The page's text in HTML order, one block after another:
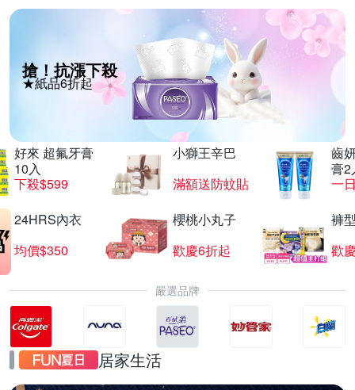
搶！抗漲下殺
★紙品6折起
好來 超氟牙膏
10入
下殺$599
小獅王辛巴
滿額送防蚊貼
齒
膏2
一
24HRS內衣
均價$350
櫻桃小丸子
歡慶6折起
褲
歡
嚴選品牌
居家生活